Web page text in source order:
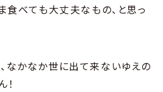
食べても大丈夫なもの、と思っ
なかなか世に出て来ないゆえの